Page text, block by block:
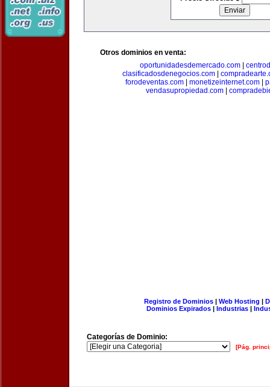
Otros dominios en venta:
oportunidadesdemercado.com
clasificadosdenegocios.com|
forodeventas.com| monetizeinternet.com|
vendasupropiedad.com|
Registro de Dominios| Web Hosting |
Dominios Expirados | Industrias |
Categorías de Dominio:
[Pág.